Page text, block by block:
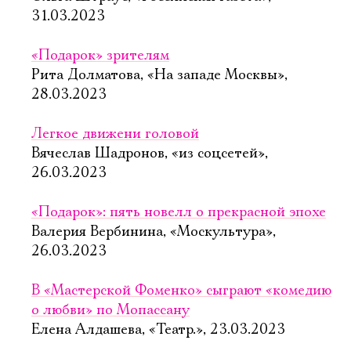
31.03.2023
«Подарок» зрителям
Рита Долматова, «На западе Москвы»,
28.03.2023
Легкое движени головой
Вячеслав Шадронов, «из соцсетей»,
26.03.2023
«Подарок»: пять новелл о прекрасной эпохе
Валерия Вербинина, «Москультура»,
26.03.2023
В «Мастерской Фоменко» сыграют «комедию
о любви» по Мопассану
Елена Алдашева, «Театр.», 23.03.2023